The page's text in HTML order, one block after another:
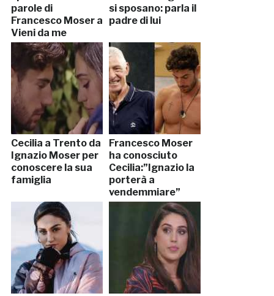
parole di
Francesco Moser a
Vieni da me
si sposano: parla il
padre di lui
Cecilia a Trento da
Ignazio Moser per
conoscere la sua
famiglia
Francesco Moser
ha conosciuto
Cecilia:”Ignazio la
porterà a
vendemmiare”